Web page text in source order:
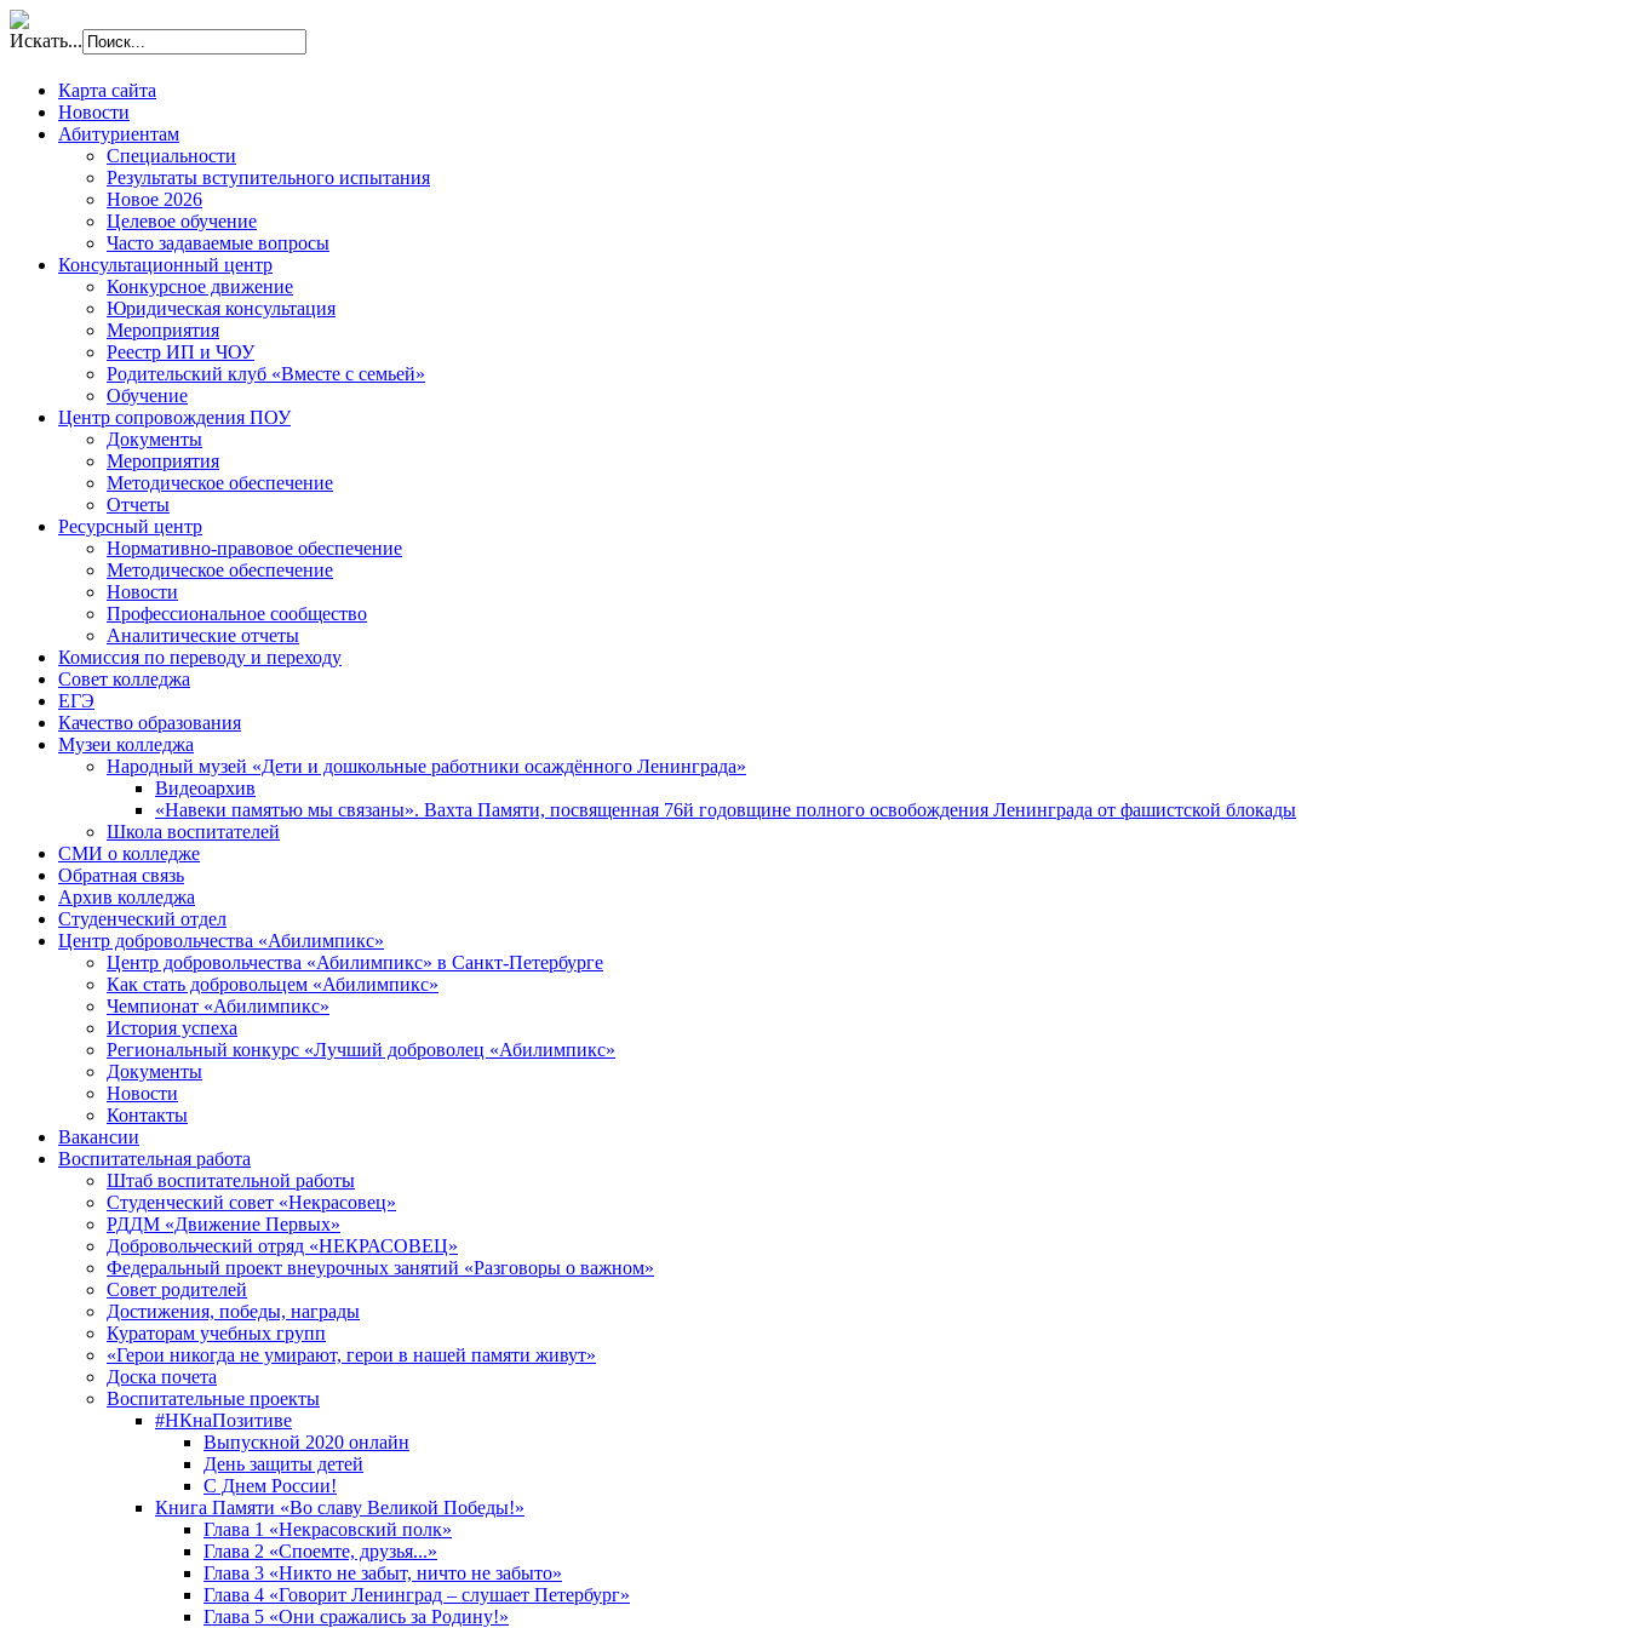
Искать...
Карта сайта
Новости
Абитуриентам
Специальности
Результаты вступительного испытания
Новое 2026
Целевое обучение
Часто задаваемые вопросы
Консультационный центр
Конкурсное движение
Юридическая консультация
Мероприятия
Реестр ИП и ЧОУ
Родительский клуб «Вместе с семьей»
Обучение
Центр сопровождения ПОУ
Документы
Мероприятия
Методическое обеспечение
Отчеты
Ресурсный центр
Нормативно-правовое обеспечение
Методическое обеспечение
Новости
Профессиональное сообщество
Аналитические отчеты
Комиссия по переводу и переходу
Совет колледжа
ЕГЭ
Качество образования
Музеи колледжа
Народный музей «Дети и дошкольные работники осаждённого Ленинграда»
Видеоархив
«Навеки памятью мы связаны». Вахта Памяти, посвященная 76й годовщине полного освобождения Ленинграда от фашистской блокады
Школа воспитателей
СМИ о колледже
Обратная связь
Архив колледжа
Студенческий отдел
Центр добровольчества «Абилимпикс»
Центр добровольчества «Абилимпикс» в Санкт-Петербурге
Как стать добровольцем «Абилимпикс»
Чемпионат «Абилимпикс»
История успеха
Региональный конкурс «Лучший доброволец «Абилимпикс»
Документы
Новости
Контакты
Вакансии
Воспитательная работа
Штаб воспитательной работы
Студенческий совет «Некрасовец»
РДДМ «Движение Первых»
Добровольческий отряд «НЕКРАСОВЕЦ»
Федеральный проект внеурочных занятий «Разговоры о важном»
Совет родителей
Достижения, победы, награды
Кураторам учебных групп
«Герои никогда не умирают, герои в нашей памяти живут»
Доска почета
Воспитательные проекты
#НКнаПозитиве
Выпускной 2020 онлайн
День защиты детей
С Днем России!
Книга Памяти «Во славу Великой Победы!»
Глава 1 «Некрасовский полк»
Глава 2 «Споемте, друзья...»
Глава 3 «Никто не забыт, ничто не забыто»
Глава 4 «Говорит Ленинград – слушает Петербург»
Глава 5 «Они сражались за Родину!»